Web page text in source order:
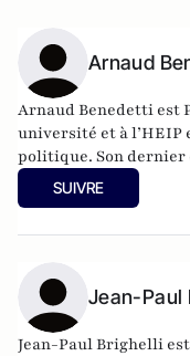
Arnaud
Arnaud Benedetti est
université et à l’HEIP
politique. Son dernier
politiques ? Le grand
éditions du Cerf (4
SUIVRE
Jean-Paul
Jean-Paul Brighelli